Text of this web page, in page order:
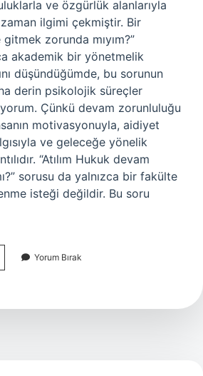
ve özgürlük alanlarıyla
ilgimi çekmiştir. Bir
zorunda mıyım?”
akademik bir yönetmelik
düşündüğümde, bu sorunun
derin psikolojik süreçler
Çünkü devam zorunluluğu
motivasyonuyla, aidiyet
ve geleceğe yönelik
“Atılım Hukuk devam
sorusu da yalnızca bir fakülte
isteği değildir. Bu soru
Yorum Bırak